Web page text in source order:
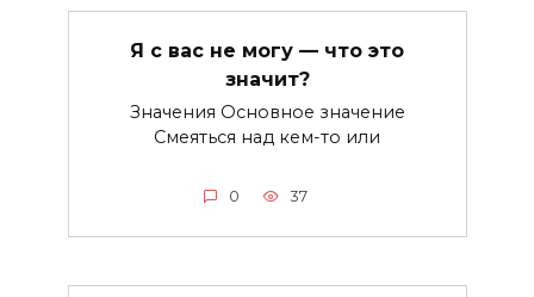
Я с вас не могу — что это
значит?
Значения Основное значение
Смеяться над кем-то или
0 37